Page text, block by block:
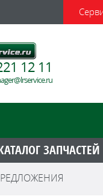
12 11
ЗАПЧАСТЕЙ